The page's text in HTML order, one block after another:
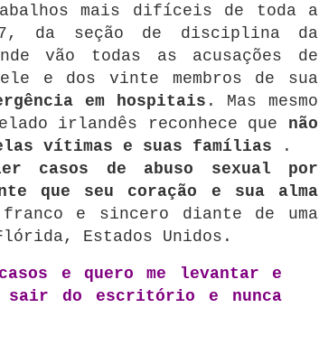
mais difíceis de toda a
da seção de disciplina da
vão todas as acusações de
e dos vinte membros de sua
em hospitais .
Mas mesmo
irlandês reconhece que não
vítimas e suas famílias .
casos de abuso sexual por
que seu coração e sua alma
franco e sincero diante de uma
Estados Unidos.
casos e quero me levantar e
sair do escritório e nunca